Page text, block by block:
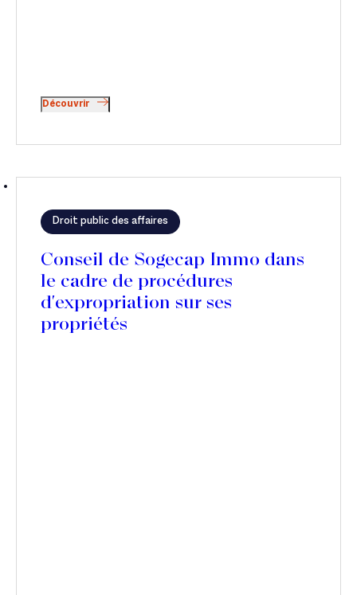
Découvrir
Droit public des affaires
Conseil de Sogecap Immo dans
le cadre de procédures
d'expropriation sur ses
propriétés